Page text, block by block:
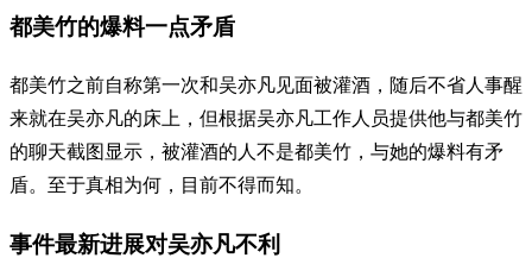
都美竹的爆料一点矛盾
都美竹之前自称第一次和吴亦凡见面被灌酒，随后不省人事醒
来就在吴亦凡的床上，但根据吴亦凡工作人员提供他与都美竹
的聊天截图显示，被灌酒的人不是都美竹，与她的爆料有矛
盾。至于真相为何，目前不得而知。
事件最新进展对吴亦凡不利